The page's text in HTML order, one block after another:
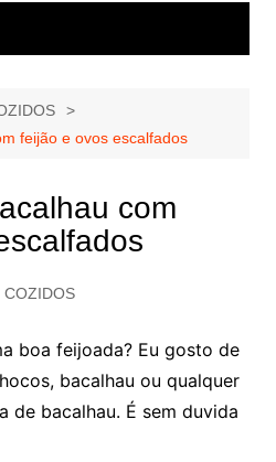
feijão e ovos escalfados
com
COZIDOS
boa feijoada? Eu gosto de
bacalhau ou qualquer
de bacalhau. É sem duvida